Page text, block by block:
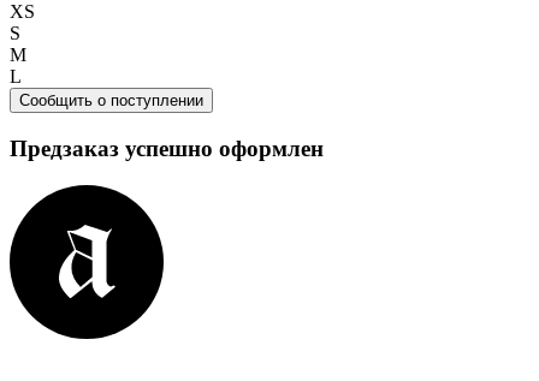
XS
S
M
L
Сообщить о поступлении
Предзаказ успешно оформлен